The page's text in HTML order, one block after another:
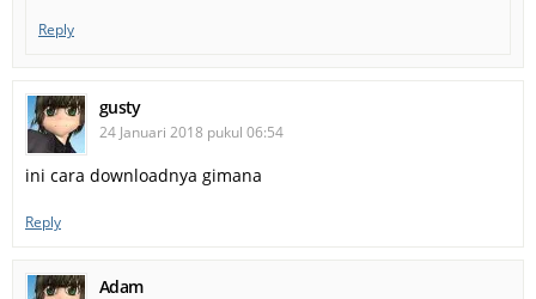
Reply
gusty
24 Januari 2018 pukul 06:54
ini cara downloadnya gimana
Reply
Adam